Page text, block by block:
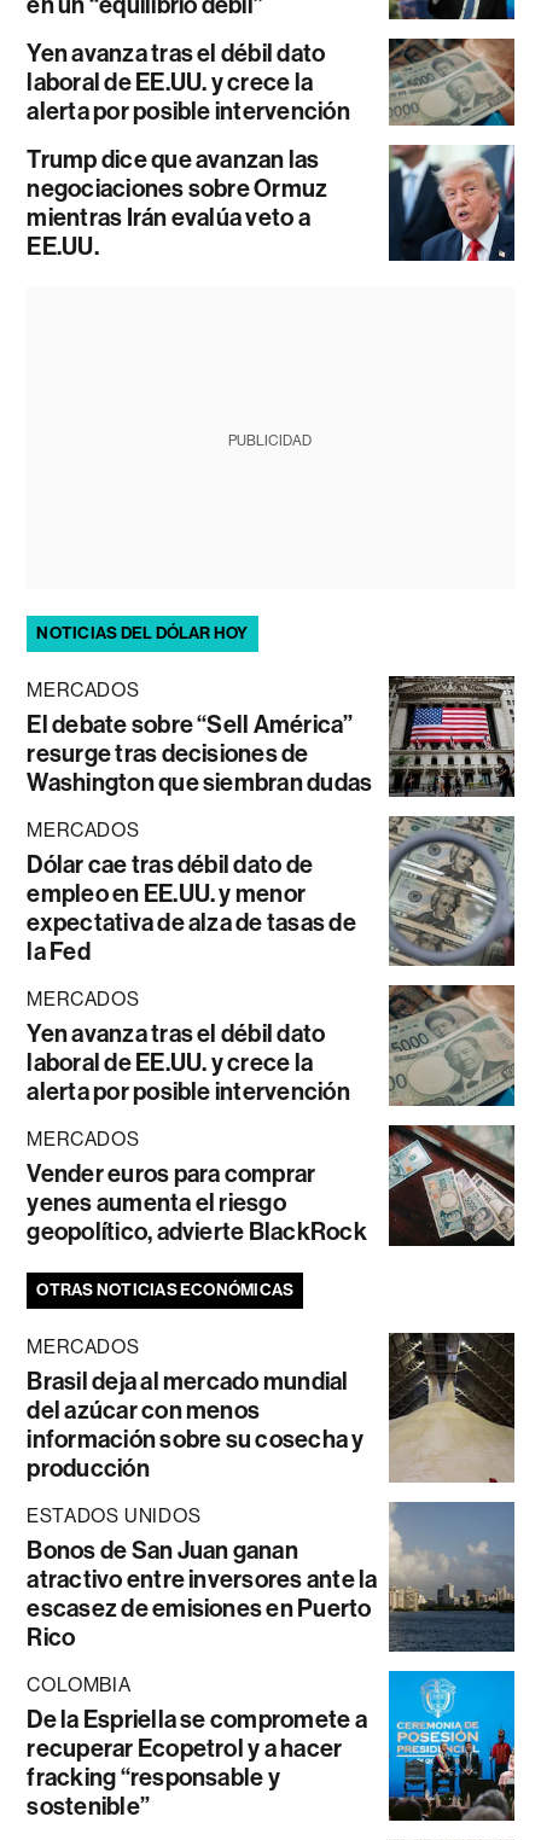
Yen avanza tras el débil dato
laboral de EE.UU. y crece la
alerta por posible intervención
Trump dice que avanzan las
negociaciones sobre Ormuz
mientras Irán evalúa veto a
EE.UU.
PUBLICIDAD
NOTICIAS DEL DÓLAR HOY
MERCADOS
El debate sobre “Sell América”
resurge tras decisiones de
Washington que siembran dudas
MERCADOS
Dólar cae tras débil dato de
empleo en EE.UU. y menor
expectativa de alza de tasas de
la Fed
MERCADOS
Yen avanza tras el débil dato
laboral de EE.UU. y crece la
alerta por posible intervención
MERCADOS
Vender euros para comprar
yenes aumenta el riesgo
geopolítico, advierte BlackRock
OTRAS NOTICIAS ECONÓMICAS
MERCADOS
Brasil deja al mercado mundial
del azúcar con menos
información sobre su cosecha y
producción
ESTADOS UNIDOS
Bonos de San Juan ganan
atractivo entre inversores ante la
escasez de emisiones en Puerto
Rico
COLOMBIA
De la Espriella se compromete a
recuperar Ecopetrol y a hacer
fracking “responsable y
sostenible”